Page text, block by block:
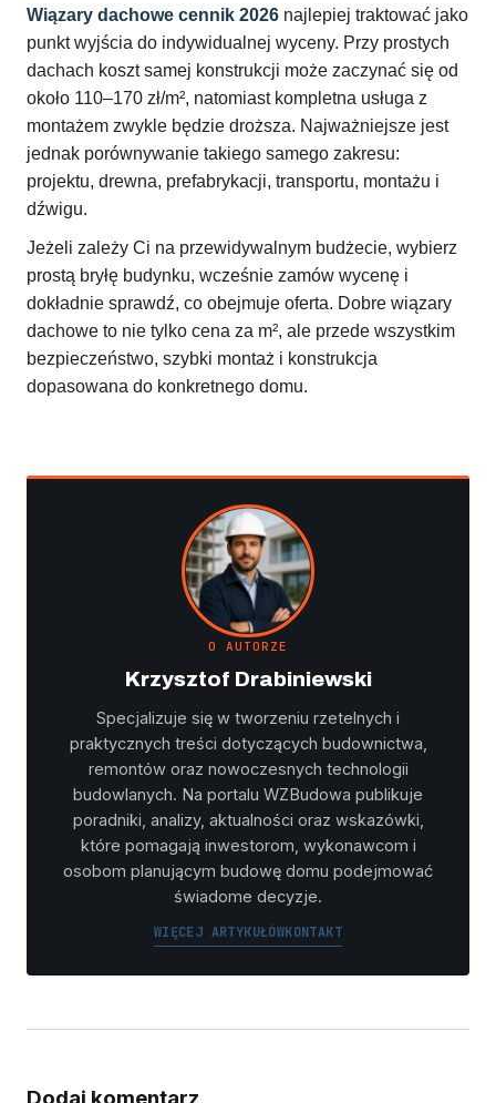
Wiązary dachowe cennik 2026 najlepiej traktować jako
punkt wyjścia do indywidualnej wyceny. Przy prostych
dachach koszt samej konstrukcji może zaczynać się od
około 110–170 zł/m², natomiast kompletna usługa z
montażem zwykle będzie droższa. Najważniejsze jest
jednak porównywanie takiego samego zakresu:
projektu, drewna, prefabrykacji, transportu, montażu i
dźwigu.
Jeżeli zależy Ci na przewidywalnym budżecie, wybierz
prostą bryłę budynku, wcześnie zamów wycenę i
dokładnie sprawdź, co obejmuje oferta. Dobre wiązary
dachowe to nie tylko cena za m², ale przede wszystkim
bezpieczeństwo, szybki montaż i konstrukcja
dopasowana do konkretnego domu.
O AUTORZE
Krzysztof Drabiniewski
Specjalizuje się w tworzeniu rzetelnych i
praktycznych treści dotyczących budownictwa,
remontów oraz nowoczesnych technologii
budowlanych. Na portalu WZBudowa publikuje
poradniki, analizy, aktualności oraz wskazówki,
które pomagają inwestorom, wykonawcom i
osobom planującym budowę domu podejmować
świadome decyzje.
WIĘCEJ ARTYKUŁÓWKONTAKT